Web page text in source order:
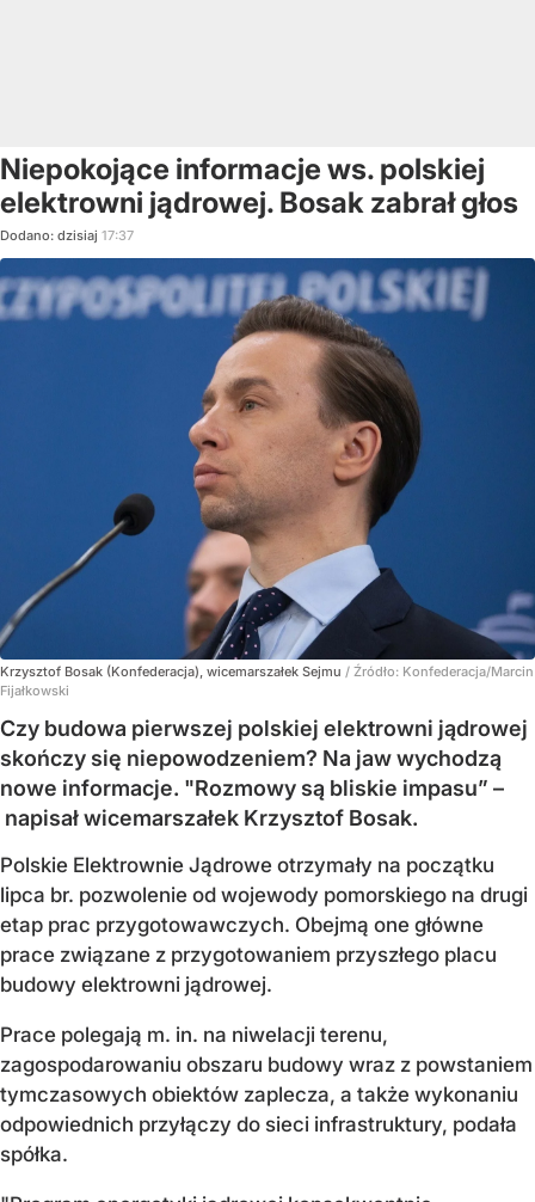
Niepokojące informacje ws. polskiej
elektrowni jądrowej. Bosak zabrał głos
Dodano: dzisiaj 17:37
Krzysztof Bosak (Konfederacja), wicemarszałek Sejmu / Źródło: Konfederacja/Marcin
Fijałkowski
Czy budowa pierwszej polskiej elektrowni jądrowej
skończy się niepowodzeniem? Na jaw wychodzą
nowe informacje. "Rozmowy są bliskie impasu” –
napisał wicemarszałek Krzysztof Bosak.
Polskie Elektrownie Jądrowe otrzymały na początku
lipca br. pozwolenie od wojewody pomorskiego na drugi
etap prac przygotowawczych. Obejmą one główne
prace związane z przygotowaniem przyszłego placu
budowy elektrowni jądrowej.
Prace polegają m. in. na niwelacji terenu,
zagospodarowaniu obszaru budowy wraz z powstaniem
tymczasowych obiektów zaplecza, a także wykonaniu
odpowiednich przyłączy do sieci infrastruktury, podała
spółka.